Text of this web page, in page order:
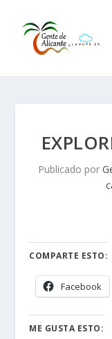
Publicado por
COMPARTE ESTO:
Facebook
ME GUSTA ESTO: